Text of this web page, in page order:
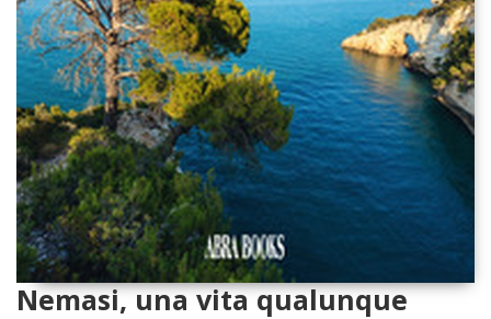
Nemasi, una vita qualunque